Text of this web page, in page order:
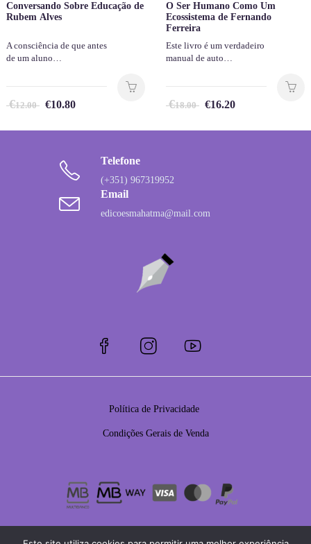
Conversando Sobre Educação de
Rubem Alves
A consciência de que antes
de um aluno…
€12.00 €10.80
O Ser Humano Como Um
Ecossistema de Fernando
Ferreira
Este livro é um verdadeiro
manual de auto…
€18.00 €16.20
Telefone
(+351) 967319952
Email
edicoesmahatma@mail.com
Política de Privacidade
Condições Gerais de Venda